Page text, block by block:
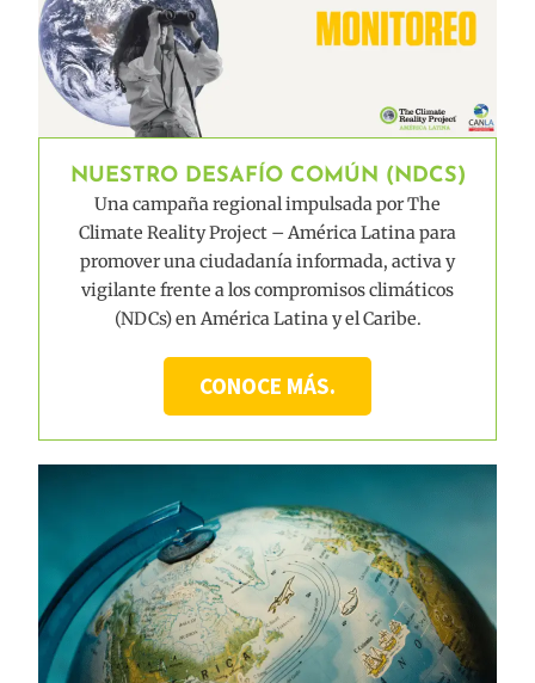
NUESTRO DESAFÍO COMÚN (NDCS)
Una campaña regional impulsada por The
Climate Reality Project – América Latina para
promover una ciudadanía informada, activa y
vigilante frente a los compromisos climáticos
(NDCs) en América Latina y el Caribe.
CONOCE MÁS.